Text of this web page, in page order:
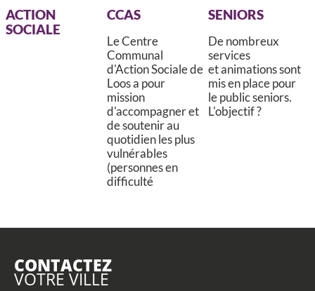
ACTION
SOCIALE
CCAS
Le Centre
Communal
d'Action Sociale de
Loos a pour
mission
d'accompagner et
de soutenir au
quotidien les plus
vulnérables
(personnes en
difficulté
SENIORS
De nombreux
services
et animations sont
mis en place pour
le public seniors.
L'objectif ?
CONTACTEZ
VOTRE VILLE